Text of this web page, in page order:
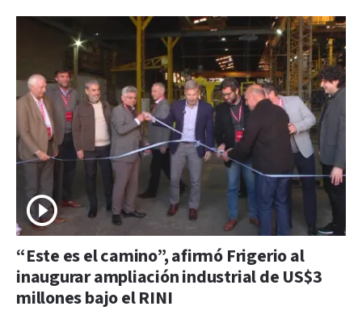
“Este es el camino”, afirmó Frigerio al
inaugurar ampliación industrial de US$3
millones bajo el RINI